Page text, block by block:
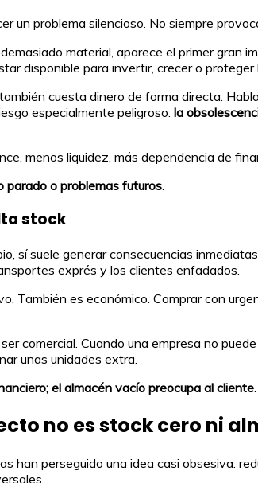
un problema silencioso. No siempre
material, aparece el primer gran
disponible para invertir, crecer o proteger
cuesta dinero de forma directa.
especialmente peligroso: la
menos liquidez, más dependencia de
parado o problemas futuros.
stock
sí suele generar consecuencias
exprés y los clientes enfadados.
También es económico. Comprar con
comercial. Cuando una empresa no
unas unidades extra.
el almacén vacío preocupa al cliente.
no es stock cero ni
han perseguido una idea casi obsesiva: